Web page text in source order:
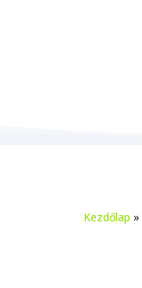
Kezdőlap »